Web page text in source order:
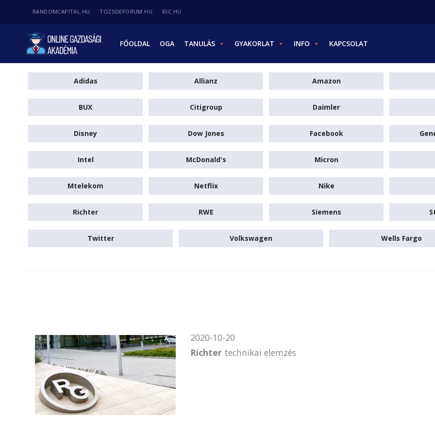
RANDOMCAPITAL.HU TOZSDEFORUM.HU BIC.HU
FŐOLDAL OGA TANULÁS GYAKORLAT INFO KAPCSOLAT
Adidas Allianz Amazon
BUX Citigroup Daimler
Disney Dow Jones Facebook
Intel McDonald's Micron
Mtelekom Netflix Nike
Richter RWE Siemens
Twitter Volkswagen Wells Fargo
2020-10-20
Richter technikai elemzés